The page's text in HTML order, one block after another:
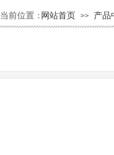
网站首页 >> 产品
当前位置：